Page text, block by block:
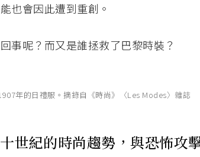
也會因此遭到重創。
事呢？而又是誰拯救了巴黎時裝？
年的日禮服。摘錄自《時尚》〈Les Modes〉雜誌
世紀的時尚趨勢，與恐怖攻